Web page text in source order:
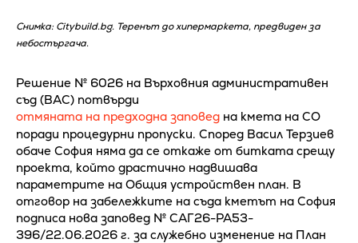
Снимка: Citybuild.bg. Теренът до хипермаркета, предвиден за
небостъргача.
Решение № 6026 на Върховния административен
съд (ВАС) потвърди
отмяната на предходна заповед на кмета на СО
поради процедурни пропуски. Според Васил Терзиев
обаче София няма да се откаже от битката срещу
проекта, който драстично надвишава
параметрите на Общия устройствен план. В
отговор на забележките на съда кметът на София
подписа нова заповед № САГ26-РА53-
396/22.06.2026 г. за служебно изменение на План